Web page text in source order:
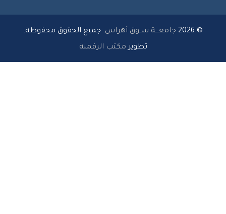
جامعـــة ســوق أهراس . جميع الحقوق محفوظة.
مكتب الرقمنة